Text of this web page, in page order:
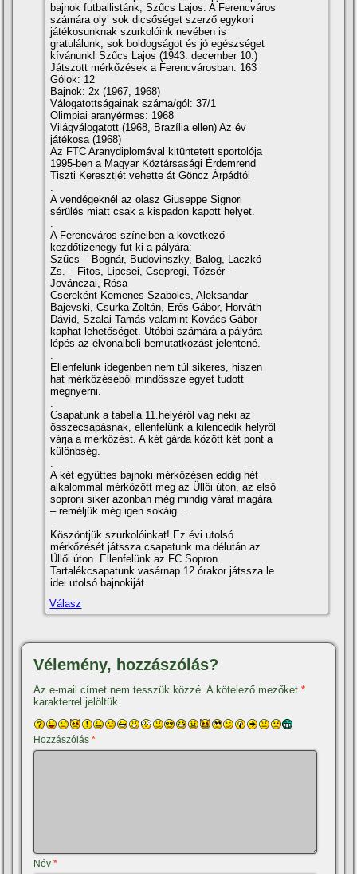
bajnok futballistánk, Szűcs Lajos. A Ferencváros
számára oly’ sok dicsőséget szerző egykori
játékosunknak szurkolóink nevében is
gratulálunk, sok boldogságot és jó egészséget
kí­vánunk! Szűcs Lajos (1943. december 10.)
Játszott mérkőzések a Ferencvárosban: 163
Gólok: 12
Bajnok: 2x (1967, 1968)
Válogatottságainak száma/gól: 37/1
Olimpiai aranyérmes: 1968
Világválogatott (1968, Brazí­lia ellen) Az év
játékosa (1968)
Az FTC Aranydiplomával kitüntetett sportolója
1995-ben a Magyar Köztársasági Érdemrend
Tiszti Keresztjét vehette át Göncz Árpádtól
.
A vendégeknél az olasz Giuseppe Signori
sérülés miatt csak a kispadon kapott helyet.
.
A Ferencváros szí­neiben a következő
kezdőtizenegy fut ki a pályára:
Szűcs – Bognár, Budovinszky, Balog, Laczkó
Zs. – Fitos, Lipcsei, Csepregi, Tőzsér –
Jovánczai, Rósa
Csereként Kemenes Szabolcs, Aleksandar
Bajevski, Csurka Zoltán, Erős Gábor, Horváth
Dávid, Szalai Tamás valamint Kovács Gábor
kaphat lehetőséget. Utóbbi számára a pályára
lépés az élvonalbeli bemutatkozást jelentené.
.
Ellenfelünk idegenben nem túl sikeres, hiszen
hat mérkőzéséből mindössze egyet tudott
megnyerni.
.
Csapatunk a tabella 11.helyéről vág neki az
összecsapásnak, ellenfelünk a kilencedik helyről
várja a mérkőzést. A két gárda között két pont a
különbség.
.
A két együttes bajnoki mérkőzésen eddig hét
alkalommal mérkőzött meg az Üllői úton, az első
soproni siker azonban még mindig várat magára
– reméljük még igen sokáig…
.
Köszöntjük szurkolóinkat! Ez évi utolsó
mérkőzését játssza csapatunk ma délután az
Üllői úton. Ellenfelünk az FC Sopron.
Tartalékcsapatunk vasárnap 12 órakor játssza le
idei utolsó bajnokiját.
Válasz
Vélemény, hozzászólás?
Az e-mail címet nem tesszük közzé. A kötelező mezőket*
karakterrel jelöltük
Hozzászólás*
Név*